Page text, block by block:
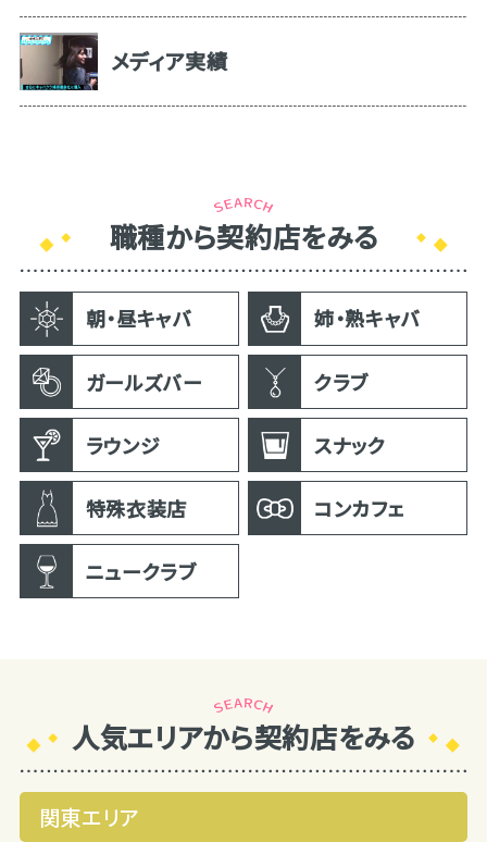
メディア実績
職種から契約店をみる
朝・昼キャバ 姉・熟キャバ
ガールズバー クラブ
ラウンジ スナック
特殊衣装店 コンカフェ
ニュークラブ
人気エリアから契約店をみる
関東エリア